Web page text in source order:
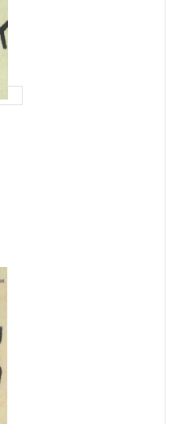
έλληνας πολίτης. Το
του ελληνικού κράτους
malpractice statement